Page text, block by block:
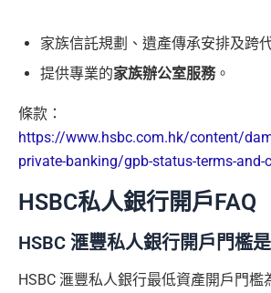
家族信託規劃、遺產傳承安排及跨
提供專業的家族辦公室服務。
條款：
https://www.hsbc.com.hk/content/
private-banking/gpb-status-terms-
HSBC私人銀行開戶FAQ
HSBC 滙豐私人銀行開戶門檻
HSBC 滙豐私人銀行最低資產開戶門檻